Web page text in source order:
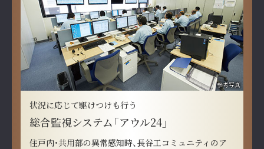
参考写真
状況に応じて駆けつけも行う
総合監視システム「アウル24」
住戸内・共用部の異常感知時、長谷工コミュニティのア